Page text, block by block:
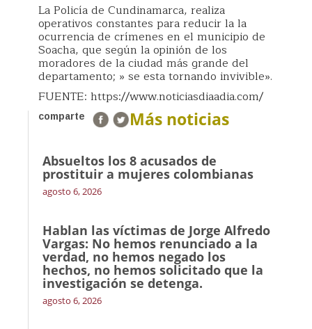
La Policía de Cundinamarca, realiza
operativos constantes para reducir la la
ocurrencia de crímenes en el municipio de
Soacha, que según la opinión de los
moradores de la ciudad más grande del
departamento; » se esta tornando invivible».
FUENTE: https://www.noticiasdiaadia.com/
comparte Más noticias
Absueltos los 8 acusados de
prostituir a mujeres colombianas
agosto 6, 2026
Hablan las víctimas de Jorge Alfredo
Vargas: No hemos renunciado a la
verdad, no hemos negado los
hechos, no hemos solicitado que la
investigación se detenga.
agosto 6, 2026